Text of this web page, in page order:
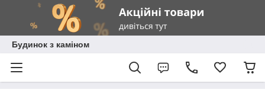
Будинок з каміном